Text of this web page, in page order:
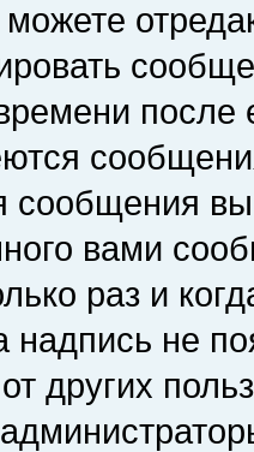
сообщения
вами
раз и
не
других